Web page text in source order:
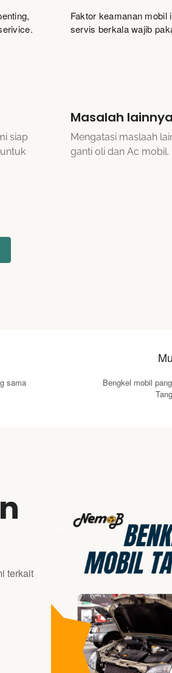
Faktor keamanan mobil
servis berkala wajib
siap
Masalah lainnya
Mengatasi maslaah
ganti oli dan Ac mobil.
sama
Bengkel mobil
terkait